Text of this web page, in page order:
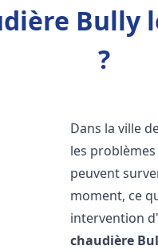
Bully
?
Dans la ville
les
peuvent
moment, ce
intervention d'
chaudière